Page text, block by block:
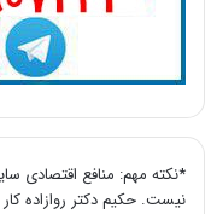
*نکته مهم: منافع اقتصادی
نیست. حکیم دکتر روازاده